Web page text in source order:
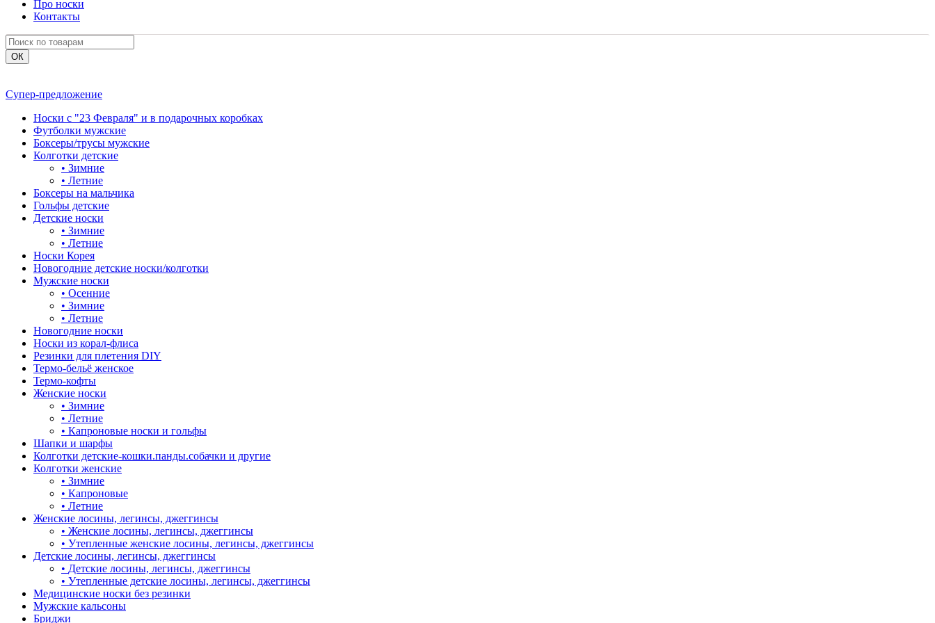
Про носки
Контакты
Супер-предложение
Носки с "23 Февраля" и в подарочных коробках
Футболки мужские
Боксеры/трусы мужские
Колготки детские
• Зимние
• Летние
Боксеры на мальчика
Гольфы детские
Детские носки
• Зимние
• Летние
Носки Корея
Новогодние детские носки/колготки
Мужские носки
• Осенние
• Зимние
• Летние
Новогодние носки
Носки из корал-флиса
Резинки для плетения DIY
Термо-бельё женское
Термо-кофты
Женские носки
• Зимние
• Летние
• Капроновые носки и гольфы
Шапки и шарфы
Колготки детские-кошки.панды.собачки и другие
Колготки женские
• Зимние
• Капроновые
• Летние
Женские лосины, легинсы, джеггинсы
• Женские лосины, легинсы, джеггинсы
• Утепленные женские лосины, легинсы, джеггинсы
Детские лосины, легинсы, джеггинсы
• Детские лосины, легинсы, джеггинсы
• Утепленные детские лосины, легинсы, джеггинсы
Медицинские носки без резинки
Мужские кальсоны
Бриджи